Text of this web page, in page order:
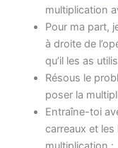
multiplication
Pour ma part,
à droite de
qu’il les as
Résous le
poser la
Entraîne-toi
carreaux et